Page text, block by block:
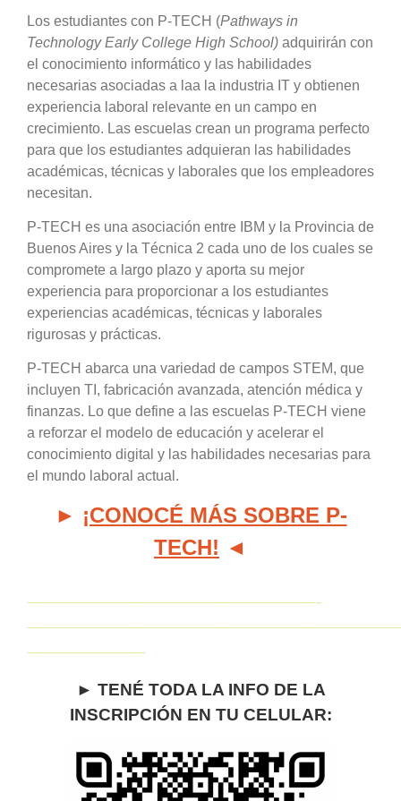
Los estudiantes con P-TECH (Pathways in
Technology Early College High School) adquirirán con
el conocimiento informático y las habilidades
necesarias asociadas a laa la industria IT y obtienen
experiencia laboral relevante en un campo en
crecimiento. Las escuelas crean un programa perfecto
para que los estudiantes adquieran las habilidades
académicas, técnicas y laborales que los empleadores
necesitan.
P-TECH es una asociación entre IBM y la Provincia de
Buenos Aires y la Técnica 2 cada uno de los cuales se
compromete a largo plazo y aporta su mejor
experiencia para proporcionar a los estudiantes
experiencias académicas, técnicas y laborales
rigurosas y prácticas.
P-TECH abarca una variedad de campos STEM, que
incluyen TI, fabricación avanzada, atención médica y
finanzas. Lo que define a las escuelas P-TECH viene
a reforzar el modelo de educación y acelerar el
conocimiento digital y las habilidades necesarias para
el mundo laboral actual.
► ¡CONOCÉ MÁS SOBRE P-
TECH! ◄
—————————————————-
———————
► TENÉ TODA LA INFO DE LA
INSCRIPCIÓN EN TU CELULAR: